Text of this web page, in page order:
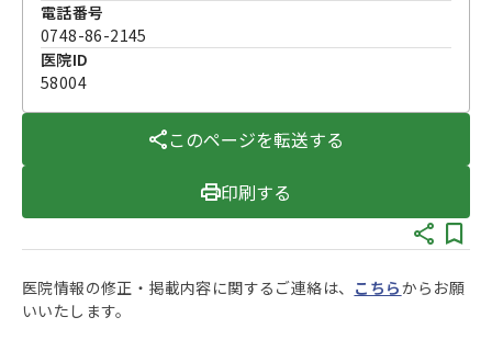
電話番号
0748-86-2145
医院ID
58004
このページを転送する
印刷する
医院情報の修正・掲載内容に関するご連絡は、 こちらからお願
いいたします。